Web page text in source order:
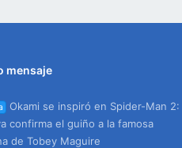
mensaje
Okami se inspiró en Spider-Man 2:
confirma el guiño a la famosa
de Tobey Maguire